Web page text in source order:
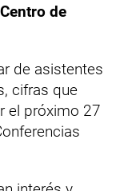
de
de asistentes
cifras que
el próximo 27